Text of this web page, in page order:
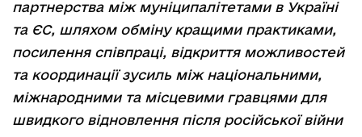
партнерства між муніципалітетами в Україні
та ЄС, шляхом обміну кращими практиками,
посилення співпраці, відкриття можливостей
та координації зусиль між національними,
міжнародними та місцевими гравцями для
швидкого відновлення після російської війни